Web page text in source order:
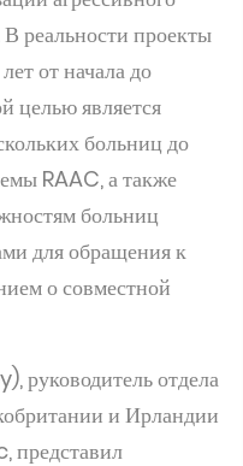
целью является
больниц до
RAAC, а также
больниц
для обращения к
о совместной
отдела
и Ирландии
- net zero
Возможность net